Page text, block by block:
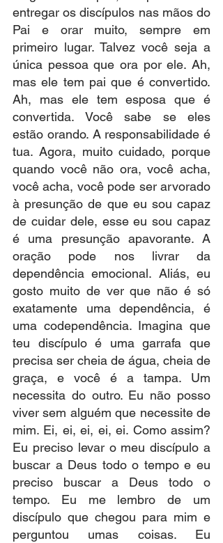
entregar os discípulos nas mãos do
Pai e orar muito, sempre em
primeiro lugar. Talvez você seja a
única pessoa que ora por ele. Ah,
mas ele tem pai que é convertido.
Ah, mas ele tem esposa que é
convertida. Você sabe se eles
estão orando. A responsabilidade é
tua. Agora, muito cuidado, porque
quando você não ora, você acha,
você acha, você pode ser arvorado
à presunção de que eu sou capaz
de cuidar dele, esse eu sou capaz
é uma presunção apavorante. A
oração pode nos livrar da
dependência emocional. Aliás, eu
gosto muito de ver que não é só
exatamente uma dependência, é
uma codependência. Imagina que
teu discípulo é uma garrafa que
precisa ser cheia de água, cheia de
graça, e você é a tampa. Um
necessita do outro. Eu não posso
viver sem alguém que necessite de
mim. Ei, ei, ei, ei, ei. Como assim?
Eu preciso levar o meu discípulo a
buscar a Deus todo o tempo e eu
preciso buscar a Deus todo o
tempo. Eu me lembro de um
discípulo que chegou para mim e
perguntou umas coisas. Eu